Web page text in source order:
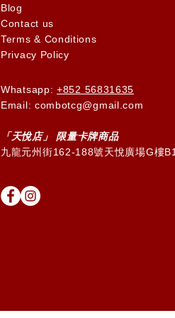
Blog
Contact us
Terms & Conditions
Privacy Policy
Whatsapp: +852 56831635
Email: combotcg@gmail.com
「天悅店」 限量卡牌商品
九龍元州街162-188號天悅廣場G樓